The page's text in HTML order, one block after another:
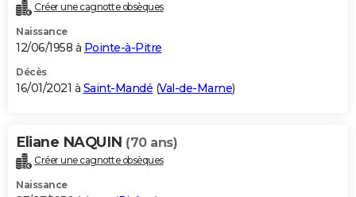
Créer une cagnotte obsèques
Naissance
12/06/1958 à Pointe-à-Pitre
Décès
16/01/2021 à Saint-Mandé (Val-de-Marne)
Eliane NAQUIN (70 ans)
Créer une cagnotte obsèques
Naissance